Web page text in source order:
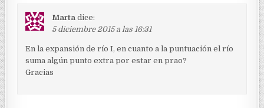
Marta dice:
5 diciembre 2015 a las 16:31
En la expansión de río I, en cuanto a la puntuación el río
suma algún punto extra por estar en prao?
Gracias